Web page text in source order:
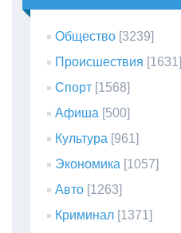
Общество [3239]
Происшествия [1631]
Спорт [1568]
Афиша [500]
Культура [961]
Экономика [1057]
Авто [1263]
Криминал [1371]